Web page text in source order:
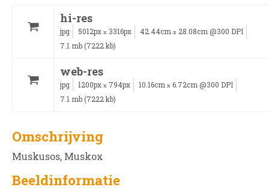
hi-res
jpg 5012px x 3316px 42.44cm x 28.08cm @300 DPI
7.1 mb (7222 kb)
web-res
jpg 1200px x 794px 10.16cm x 6.72cm @300 DPI
7.1 mb (7222 kb)
Omschrijving
Muskusos, Muskox
Beeldinformatie